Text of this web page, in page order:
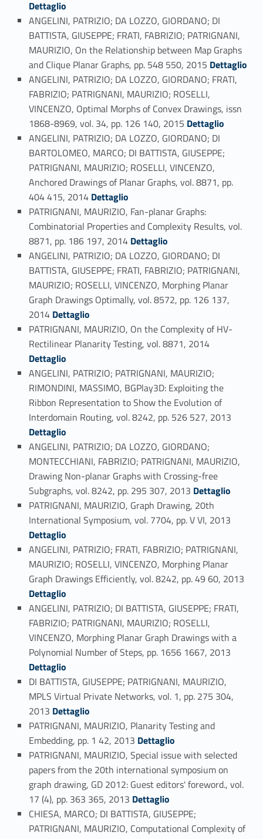
Dettaglio
ANGELINI, PATRIZIO; DA LOZZO, GIORDANO; DI
BATTISTA, GIUSEPPE; FRATI, FABRIZIO; PATRIGNANI,
MAURIZIO, On the Relationship between Map Graphs
and Clique Planar Graphs, pp. 548 550, 2015 Link identifier #identifier_person_190462-111
Dettaglio
ANGELINI, PATRIZIO; DA LOZZO, GIORDANO; FRATI,
FABRIZIO; PATRIGNANI, MAURIZIO; ROSELLI,
VINCENZO, Optimal Morphs of Convex Drawings, issn
1868-8969, vol. 34, pp. 126 140, 2015 Link identifier #identifier_person_108665-112
Dettaglio
ANGELINI, PATRIZIO; DA LOZZO, GIORDANO; DI
BARTOLOMEO, MARCO; DI BATTISTA, GIUSEPPE;
PATRIGNANI, MAURIZIO; ROSELLI, VINCENZO,
Anchored Drawings of Planar Graphs, vol. 8871, pp.
404 415, 2014 Link identifier #identifier_person_5989-113
Dettaglio
PATRIGNANI, MAURIZIO, Fan-planar Graphs:
Combinatorial Properties and Complexity Results, vol.
8871, pp. 186 197, 2014 Link identifier #identifier_person_1719-114
Dettaglio
ANGELINI, PATRIZIO; DA LOZZO, GIORDANO; DI
BATTISTA, GIUSEPPE; FRATI, FABRIZIO; PATRIGNANI,
MAURIZIO; ROSELLI, VINCENZO, Morphing Planar
Graph Drawings Optimally, vol. 8572, pp. 126 137,
2014 Link identifier #identifier_person_99764-115
Dettaglio
PATRIGNANI, MAURIZIO, On the Complexity of HV-
Rectilinear Planarity Testing, vol. 8871, 2014
Dettaglio
ANGELINI, PATRIZIO; PATRIGNANI, MAURIZIO;
RIMONDINI, MASSIMO, BGPlay3D: Exploiting the
Ribbon Representation to Show the Evolution of
Interdomain Routing, vol. 8242, pp. 526 527, 2013
Dettaglio
ANGELINI, PATRIZIO; DA LOZZO, GIORDANO;
MONTECCHIANI, FABRIZIO; PATRIGNANI, MAURIZIO,
Drawing Non-planar Graphs with Crossing-free
Subgraphs, vol. 8242, pp. 295 307, 2013 Link identifier #identifier_person_140906-118
Dettaglio
PATRIGNANI, MAURIZIO, Graph Drawing, 20th
International Symposium, vol. 7704, pp. V VI, 2013
Dettaglio
ANGELINI, PATRIZIO; FRATI, FABRIZIO; PATRIGNANI,
MAURIZIO; ROSELLI, VINCENZO, Morphing Planar
Graph Drawings Efficiently, vol. 8242, pp. 49 60, 2013
Dettaglio
ANGELINI, PATRIZIO; DI BATTISTA, GIUSEPPE; FRATI,
FABRIZIO; PATRIGNANI, MAURIZIO; ROSELLI,
VINCENZO, Morphing Planar Graph Drawings with a
Polynomial Number of Steps, pp. 1656 1667, 2013
Dettaglio
DI BATTISTA, GIUSEPPE; PATRIGNANI, MAURIZIO,
MPLS Virtual Private Networks, vol. 1, pp. 275 304,
2013 Link identifier #identifier_person_140489-122
Dettaglio
PATRIGNANI, MAURIZIO, Planarity Testing and
Embedding, pp. 1 42, 2013 Link identifier #identifier_person_61438-123
Dettaglio
PATRIGNANI, MAURIZIO, Special issue with selected
papers from the 20th international symposium on
graph drawing, GD 2012: Guest editors' foreword., vol.
17 (4), pp. 363 365, 2013 Link identifier #identifier_person_157522-124
Dettaglio
CHIESA, MARCO; DI BATTISTA, GIUSEPPE;
PATRIGNANI, MAURIZIO, Computational Complexity of